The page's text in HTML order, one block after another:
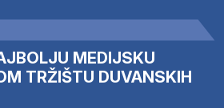
MEDIJSKU
TRŽIŠTU DUVANSKIH